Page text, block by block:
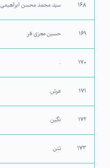
۱۶۸ سید محمد محسن ابراهیمی
۱۶۹ حسین معزی فر
۱۷۰ .
۱۷۱ عرش
۱۷۲ نگین
۱۷۳ تتن